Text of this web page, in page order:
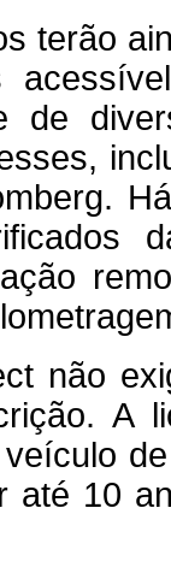
terão
de
não
A
até 10